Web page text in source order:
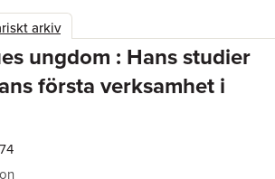
arkiv
ungdom : Hans studier
första verksamhet i